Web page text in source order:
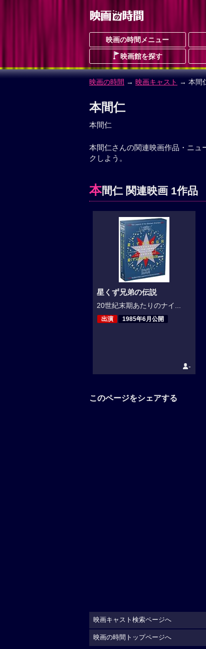
映画の時間メニュー
映画館を探す
映画の時間 → 映画キャスト → 本間
本間仁
本間仁
本間仁さんの関連映画作品・ニュ
クしよう。
本間仁 関連映画 1作品
星くず兄弟の伝説
20世紀末期あたりのナイ...
出演 1985年6月公開
-
このページをシェアする
映画キャスト検索ページへ
映画の時間トップページへ